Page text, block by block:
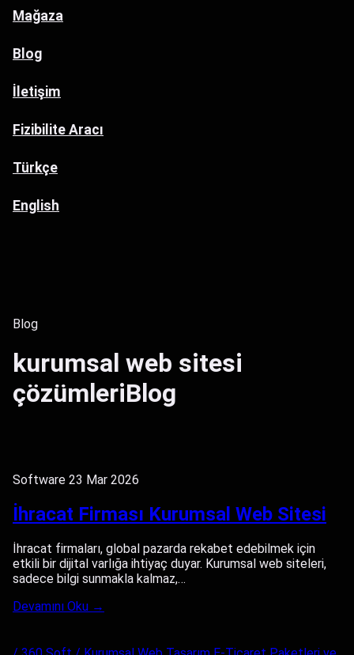
Mağaza
Blog
İletişim
Fizibilite Aracı
Türkçe
English
Blog
kurumsal web sitesi
çözümleriBlog
Software 23 Mar 2026
İhracat Firması Kurumsal Web Sitesi
İhracat firmaları, global pazarda rekabet edebilmek için
etkili bir dijital varlığa ihtiyaç duyar. Kurumsal web siteleri,
sadece bilgi sunmakla kalmaz,…
Devamını Oku →